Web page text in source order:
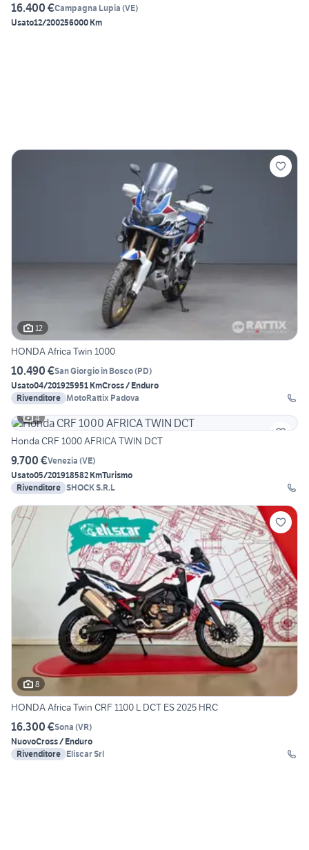
16.400 €Campagna Lupia (VE)
Usato12/200256000 Km
12
HONDA Africa Twin 1000
10.490 €San Giorgio in Bosco(PD)
Usato04/201925951 KmCross / Enduro
Rivenditore MotoRattix Padova
4
Honda CRF 1000 AFRICA TWIN DCT
9.700 €Venezia (VE)
Usato05/201918582 KmTurismo
Rivenditore SHOCK S.R.L
8
HONDA Africa Twin CRF 1100 L DCT ES 2025 HRC
16.300 €Sona (VR)
NuovoCross / Enduro
Rivenditore Eliscar Srl